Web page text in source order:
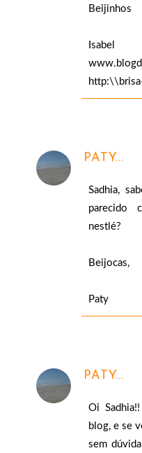
Beijinhos
Isabel
PATY...
Sadhia,
parecido
nestlé?
Beijocas,
Paty
PATY...
Oi
blog, e se
sem